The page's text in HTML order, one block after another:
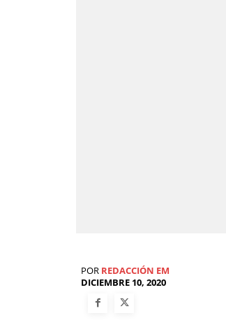
POR REDACCIÓN EM
DICIEMBRE 10, 2020